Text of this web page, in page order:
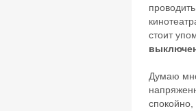
стоит
Думаю
спокойно,